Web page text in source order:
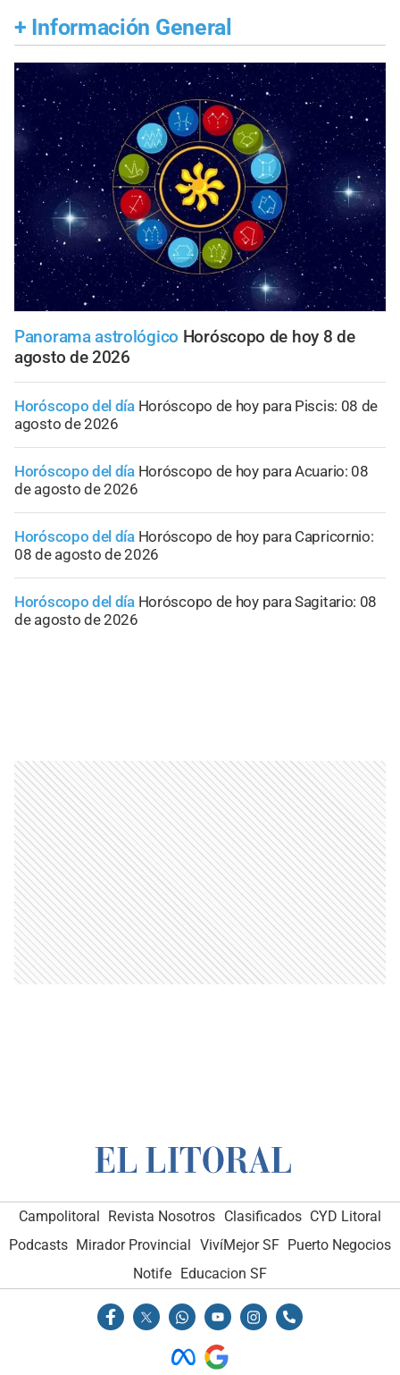
+ Información General
Panorama astrológico Horóscopo de hoy 8 de
agosto de 2026
Horóscopo del día Horóscopo de hoy para Piscis: 08 de
agosto de 2026
Horóscopo del día Horóscopo de hoy para Acuario: 08
de agosto de 2026
Horóscopo del día Horóscopo de hoy para Capricornio:
08 de agosto de 2026
Horóscopo del día Horóscopo de hoy para Sagitario: 08
de agosto de 2026
Campolitoral Revista Nosotros Clasificados CYD Litoral
Podcasts Mirador Provincial VivíMejor SF Puerto Negocios
Notife Educacion SF